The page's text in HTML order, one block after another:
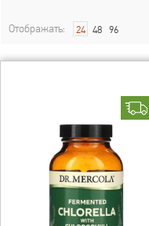
Отображать: 24 48 96